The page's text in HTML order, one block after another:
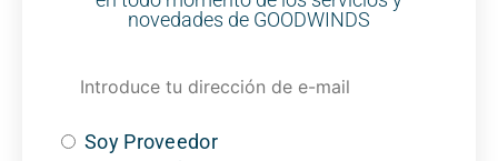
novedades de GOODWINDS
Soy Proveedor